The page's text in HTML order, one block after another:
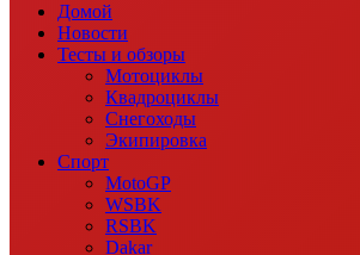
Домой
Новости
Тесты и обзоры
Мотоциклы
Квадроциклы
Снегоходы
Экипировка
Спорт
MotoGP
WSBK
RSBK
Dakar